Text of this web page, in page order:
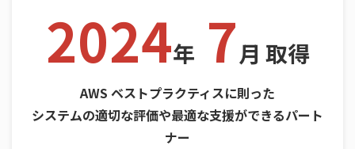
2024年 7月 取得
AWS ベストプラクティスに則った
システムの適切な評価や最適な支援ができるパート
ナー